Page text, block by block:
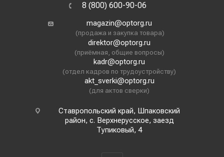
8 (800) 600-90-06
magazin@optorg.ru
(продажа и закупка товара)
direktor@optorg.ru
(приёмная, общие вопросы)
kadr@optorg.ru
(отдел кадров по трудоустройству)
akt_sverki@optorg.ru
(для актов сверки)
Ставропольский край, Шпаковский
район, с. Верхнерусское, заезд
Тупиковый, 4